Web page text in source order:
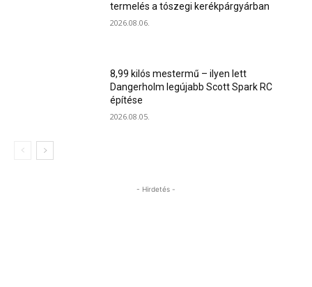
termelés a tószegi kerékpárgyárban
2026.08.06.
8,99 kilós mestermű – ilyen lett
Dangerholm legújabb Scott Spark RC
építése
2026.08.05.
- Hirdetés -